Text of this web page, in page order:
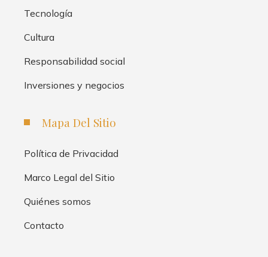
Tecnología
Cultura
Responsabilidad social
Inversiones y negocios
Mapa Del Sitio
Política de Privacidad
Marco Legal del Sitio
Quiénes somos
Contacto